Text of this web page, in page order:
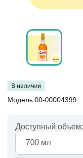
В наличии
Модель:00-00004399
Доступный объем:
700 мл